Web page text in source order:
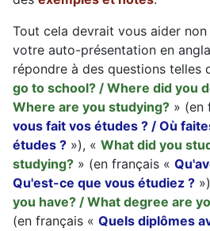
Tout cela devrait vous aider
votre auto-présentation en
répondre à des questions telles
go to school? / Where did you
Where are you studying? » (en
vous fait vos études ? / Où
études ? »), « What did you
studying? » (en français «
Qu'est-ce que vous étudiez ?
you have? / What degree are
(en français « Quels diplômes